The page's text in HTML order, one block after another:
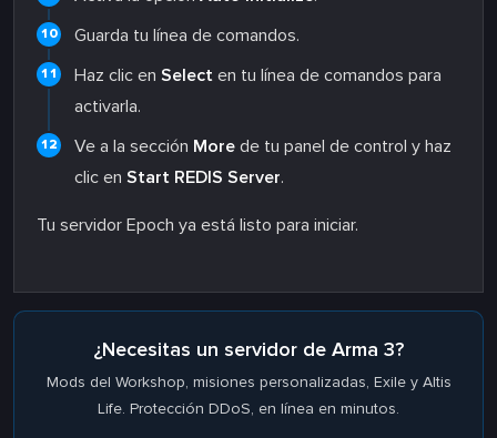
Guarda tu línea de comandos.
Haz clic en Select en tu línea de comandos para
activarla.
Ve a la sección More de tu panel de control y haz
clic en Start REDIS Server.
Tu servidor Epoch ya está listo para iniciar.
¿Necesitas un servidor de Arma 3?
Mods del Workshop, misiones personalizadas, Exile y Altis
Life. Protección DDoS, en línea en minutos.